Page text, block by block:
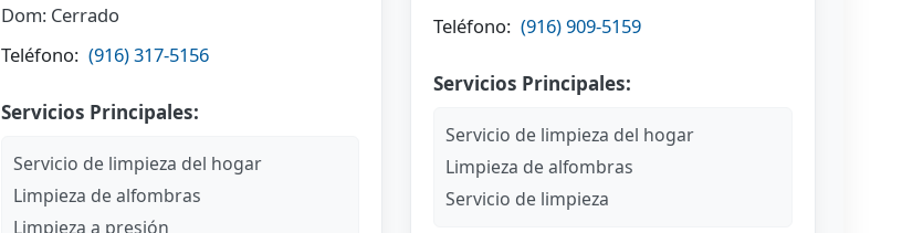
Dom: Cerrado
Teléfono: (916) 317-5156
Servicios Principales:
Servicio de limpieza del hogar
Limpieza de alfombras
Limpieza a presión
Teléfono: (916) 909-5159
Servicios Principales:
Servicio de limpieza del hogar
Limpieza de alfombras
Servicio de limpieza